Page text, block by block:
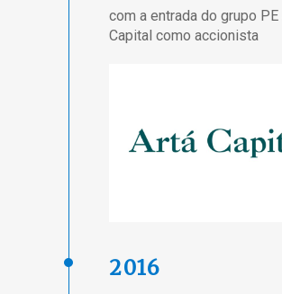
com a entrada do grupo PE
Capital como accionista
2016